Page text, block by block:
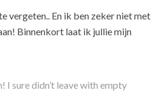
vergeten.. En ik ben zeker niet met
Binnenkort laat ik jullie mijn
I sure didn’t leave with empty